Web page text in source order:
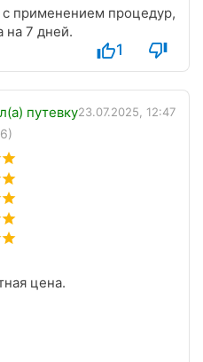
применением процедур,
на 7 дней.
1
путевку23.07.2025, 12:47
цена.